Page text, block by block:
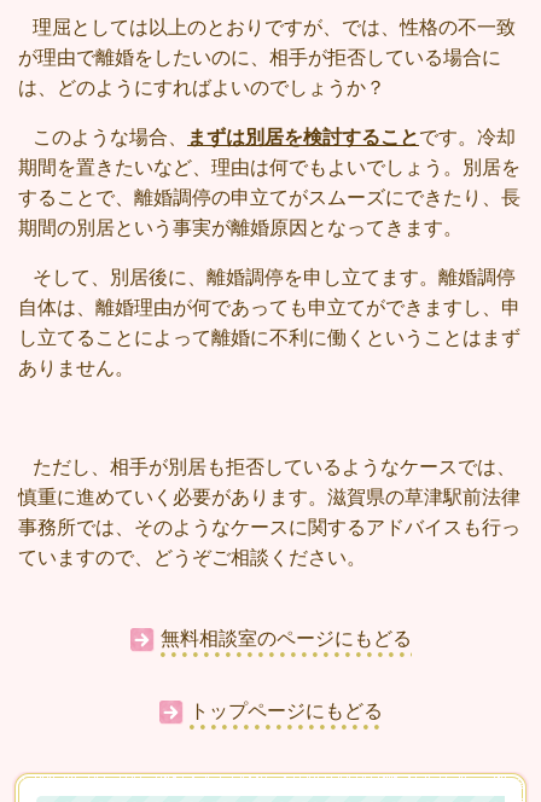
理屈としては以上のとおりですが、では、性格の不一致
が理由で離婚をしたいのに、相手が拒否している場合に
は、どのようにすればよいのでしょうか？
このような場合、 まずは別居を検討することです。冷却
期間を置きたいなど、理由は何でもよいでしょう。別居を
することで、離婚調停の申立てがスムーズにできたり、長
期間の別居という事実が離婚原因となってきます。
そして、別居後に、離婚調停を申し立てます。離婚調停
自体は、離婚理由が何であっても申立てができますし、申
し立てることによって離婚に不利に働くということはまず
ありません。
ただし、相手が別居も拒否しているようなケースでは、
慎重に進めていく必要があります。滋賀県の草津駅前法律
事務所では、そのようなケースに関するアドバイスも行っ
ていますので、どうぞご相談ください。
無料相談室のページにもどる
トップページにもどる